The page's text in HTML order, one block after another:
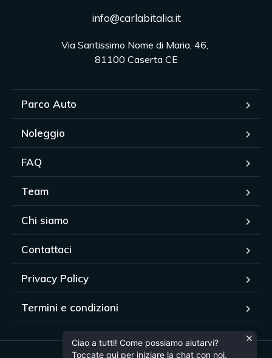
info@carlabitalia.it
Via Santissimo Nome di Maria, 46,
81100 Caserta CE
Parco Auto
Noleggio
FAQ
Team
Chi siamo
Contattaci
Privacy Policy
Termini e condizioni
Ciao a tutti! Come possiamo aiutarvi?
Toccate qui per iniziare la chat con noi.